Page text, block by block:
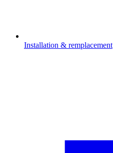
Installation & remplacement